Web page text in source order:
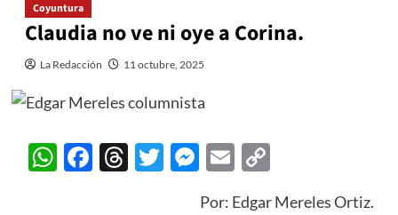
Coyuntura
Claudia no ve ni oye a Corina.
La Redacción 11 octubre, 2025
WhatsApp
Facebook
Threads
Twitter
Messenger
EmailCopy
Por: Edgar Mereles Ortiz.